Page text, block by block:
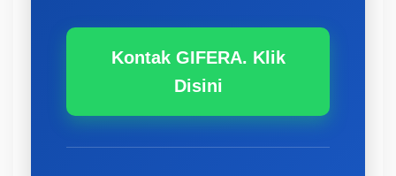
Kontak GIFERA. Klik
Disini